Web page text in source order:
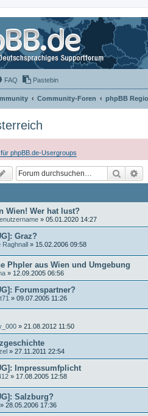
FAQ Pastebin
Community-Foren phpBB
phpBB.de-Usergroups
Suche
Wien! Wer hat lust?
» 05.01.2020 14:27
Graz?
Raghnall » 15.02.2006 09:58
Phpler aus Wien und Umgebung
» 12.09.2005 06:56
Forumspartner?
» 09.07.2005 11:26
» 21.08.2012 11:50
» 27.11.2011 22:54
Impressumfplicht
» 17.08.2005 12:58
Salzburg?
» 28.05.2006 17:36